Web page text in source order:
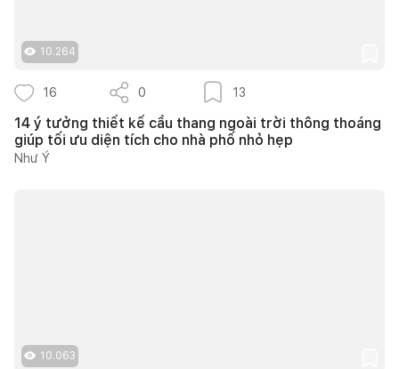
10.264
16 0 13
14 ý tưởng thiết kế cầu thang ngoài trời thông thoáng
giúp tối ưu diện tích cho nhà phố nhỏ hẹp
Như Ý
10.063